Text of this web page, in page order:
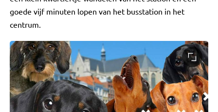
goede vijf minuten lopen van het busstation in het
centrum.